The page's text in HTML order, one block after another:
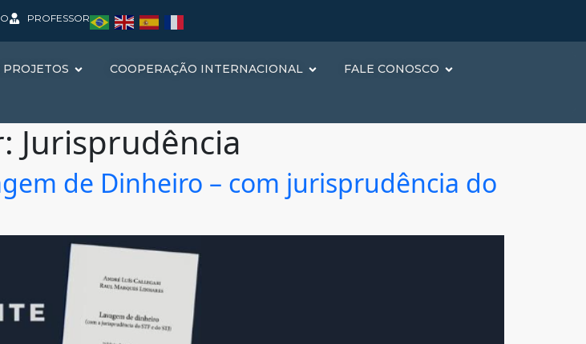
PROFESSOR
COOPERAÇÃO INTERNACIONAL FALE CONOSCO
Jurisprudência
de Dinheiro – com jurisprudência do